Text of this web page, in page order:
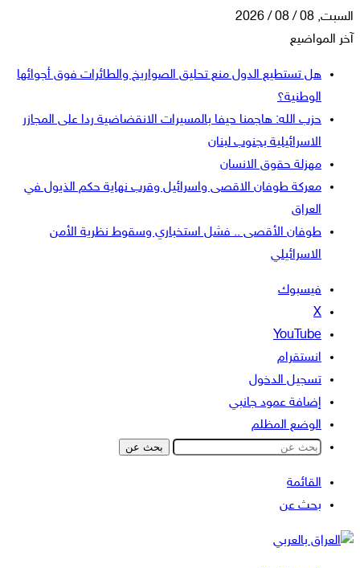
السبت, 08 / 08 / 2026
آخر المواضيع
هل تستطيع الدول منع تحليق الصواريخ والطائرات فوق أجوائها
الوطنية؟
حزب الله: هاجمنا حيفا بالمسيرات الانقضاضية ردا على المجازر
الاسرائيلية بجنوب لبنان
مهزلة حقوق الانسان
معركة طوفان الاقصى واسرائيل وقرب نهاية حكم الذيول في
العراق
طوفان الأقصى .. فشل استخباري وسقوط نظرية الأمن
الاسرائيلي
فيسبوك
‫X
‫YouTube
انستقرام
تسجيل الدخول
إضافة عمود جانبي
الوضع المظلم
بحث عن
القائمة
بحث عن